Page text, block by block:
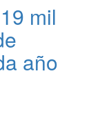
mil
año